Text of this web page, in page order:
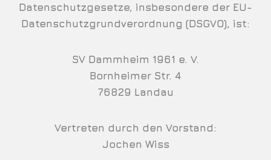
Datenschutzgesetze, insbesondere der EU-
Datenschutzgrundverordnung (DSGVO), ist:
SV Dammheim 1961 e. V.
Bornheimer Str. 4
76829 Landau
Vertreten durch den Vorstand:
Jochen Wiss